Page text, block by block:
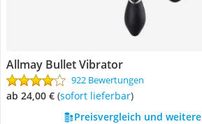
Allmay Bullet Vibrator
922 Bewertungen
ab 24,00 € ( Sofort lieferbar)
Preisvergleich und